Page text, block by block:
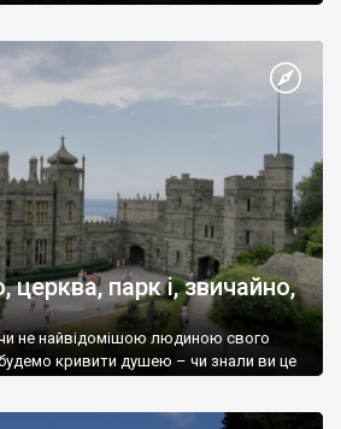
церква, парк і, звичайно,
не найвідомішою людиною свого
кривити душею – чи знали ви це